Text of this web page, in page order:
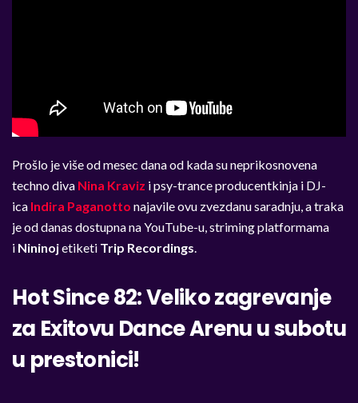
Prošlo je više od mesec dana od kada su neprikosnovena
techno diva Nina Kraviz i psy-trance producentkinja i DJ-
ica Indira Paganotto najavile ovu zvezdanu saradnju, a traka
je od danas dostupna na YouTube-u, striming platformama
i Nininojetiketi Trip Recordings
Hot Since 82: Veliko zagrevanje
za Exitovu Dance Arenu u subotu
u prestonici!